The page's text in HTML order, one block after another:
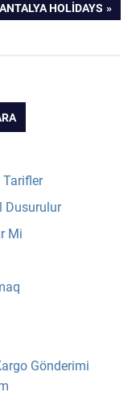
NEXT
ANTALYA HOLIDAYS
Dusurulur
Mi
Gönderimi